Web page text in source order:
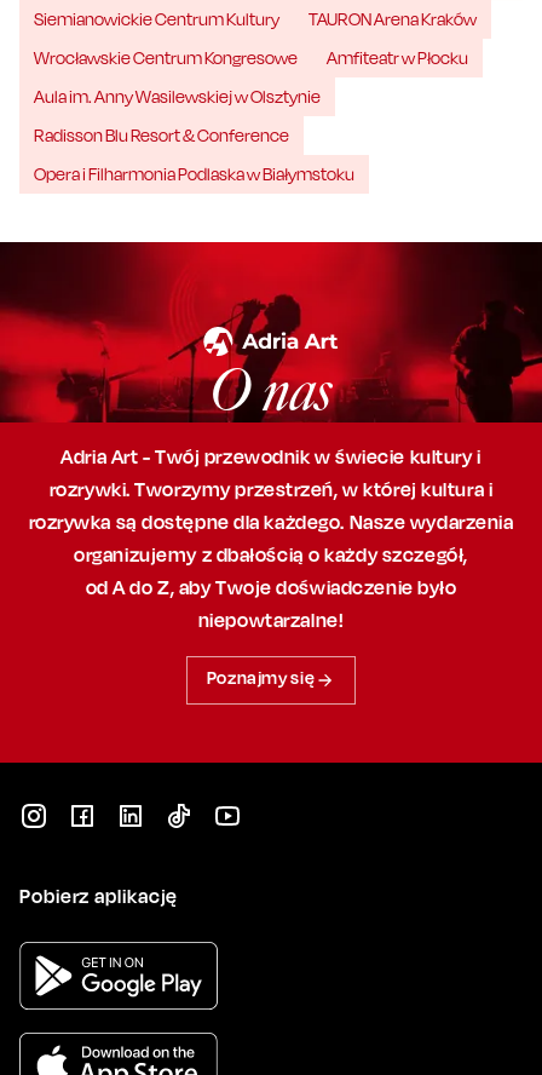
Siemianowickie Centrum Kultury
TAURON Arena Kraków
Wrocławskie Centrum Kongresowe
Amfiteatr w Płocku
Aula im. Anny Wasilewskiej w Olsztynie
Radisson Blu Resort & Conference
Opera i Filharmonia Podlaska w Białymstoku
O nas
Adria Art - Twój przewodnik w świecie kultury i
rozrywki. Tworzymy przestrzeń,w której kultura i
rozrywka są dostępne dla każdego. Nasze wydarzenia
organizujemy z dbałością o każdy szczegół,
od A do Z, abyTwoje doświadczenie było
niepowtarzalne!
Poznajmy się
Pobierz aplikację